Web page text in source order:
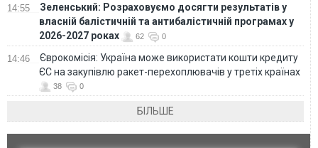
14:55
Зеленський: Розраховуємо досягти результатів у
власній балістичній та антибалістичній програмах у
2026-2027 роках
62 0
14:46
Єврокомісія: Україна може використати кошти кредиту
ЄС на закупівлю ракет-перехоплювачів у третіх країнах
38 0
БІЛЬШЕ